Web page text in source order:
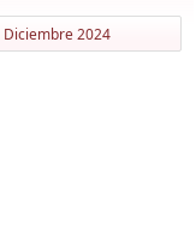
Diciembre 2024